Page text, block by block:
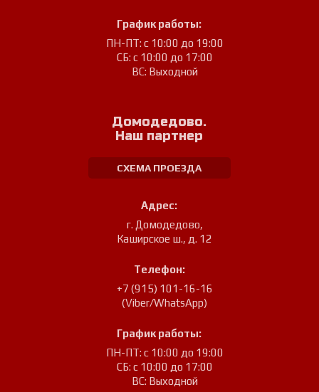
График работы:
ПН-ПТ: с 10:00 до 19:00
СБ: с 10:00 до 17:00
ВС: Выходной
Домодедово.
Наш партнер
СХЕМА ПРОЕЗДА
Адрес:
г. Домодедово,
Каширское ш., д. 12
Телефон:
+7 (915) 101-16-16
(Viber/WhatsApp)
График работы:
ПН-ПТ: с 10:00 до 19:00
СБ: с 10:00 до 17:00
ВС: Выходной